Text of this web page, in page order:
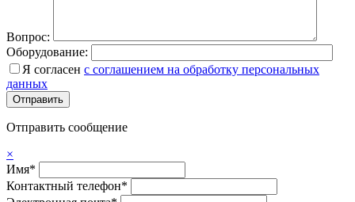
Вопрос:
Оборудование:
Я согласен с соглашением на обработку персональных
данных
Отправить сообщение
×
Имя*
Контактный телефон*